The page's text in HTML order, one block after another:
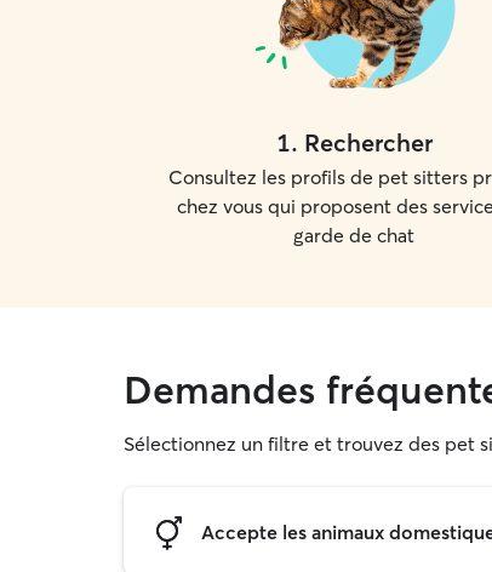
1. Rechercher
Consultez les profils de pet sitters
chez vous qui proposent des
garde de chat
Demandes
Sélectionnez un filtre et trouvez des pet
Accepte les animaux